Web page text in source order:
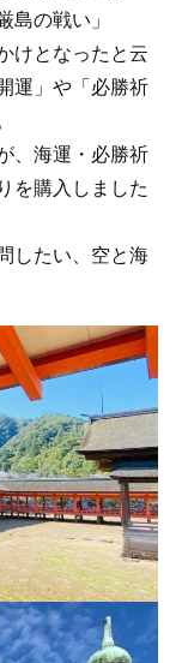
島の戦い」
けとなったと云
運」や「必勝祈
、海運・必勝祈
を購入しました
したい、空と海